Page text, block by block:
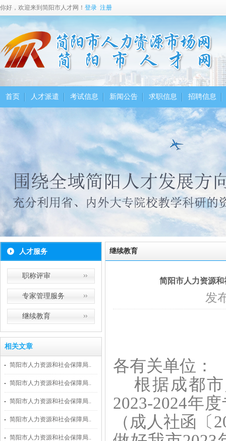
你好，欢迎来到简阳市人才网！ 登录 注册
首页 人才派遣 考试信息 新闻公告 求职信息 招聘信息
人才服务
职称评审
专家管理服务
继续教育
相关文章
简阳市人力资源和社会保障局..
简阳市人力资源和社会保障局..
简阳市人力资源和社会保障局..
简阳市人力资源和社会保障局..
简阳市人力资源和社会保障局..
继续教育
简阳市人力资源
发
各有关单位：
根据成都
2023-2024年
（成人社函〔